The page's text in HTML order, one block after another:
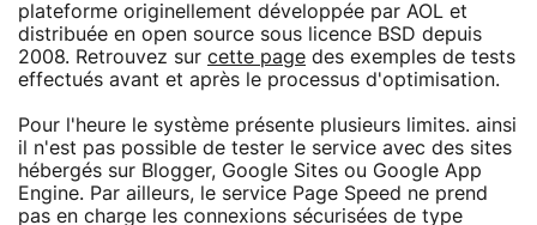
plateforme originellement développée par AOL et
distribuée en open source sous licence BSD depuis
2008. Retrouvez sur cette page des exemples de tests
effectués avant et après le processus d'optimisation.
Pour l'heure le système présente plusieurs limites. ainsi
il n'est pas possible de tester le service avec des sites
hébergés sur Blogger, Google Sites ou Google App
Engine. Par ailleurs, le service Page Speed ne prend
pas en charge les connexions sécurisées de type